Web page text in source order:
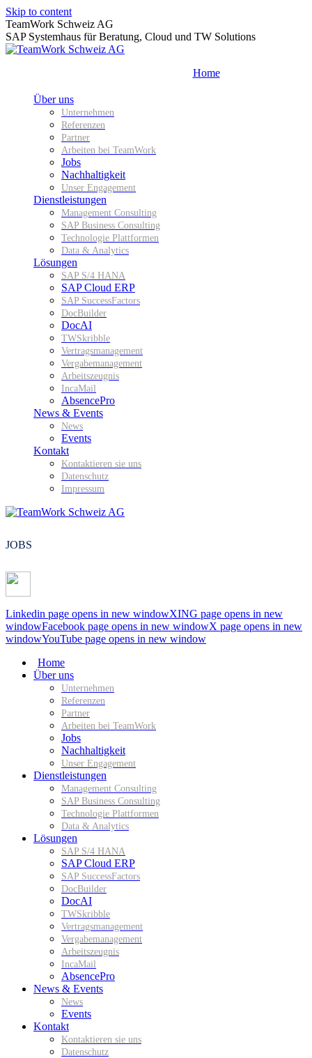
Skip to content
TeamWork Schweiz AG
SAP Systemhaus für Beratung, Cloud und TW Solutions
Home
Über uns
Unternehmen
Referenzen
Partner
Arbeiten bei TeamWork
Jobs
Nachhaltigkeit
Unser Engagement
Dienstleistungen
Management Consulting
SAP Business Consulting
Technologie Plattformen
Data & Analytics
Lösungen
SAP S/4 HANA
SAP Cloud ERP
SAP SuccessFactors
DocBuilder
DocAI
TWSkribble
Vertragsmanagement
Vergabemanagement
Arbeitszeugnis
IncaMail
AbsencePro
News & Events
News
Events
Kontakt
Kontaktieren sie uns
Datenschutz
Impressum
JOBS
Linkedin page opens in new windowXING page opens in new
windowFacebook page opens in new windowX page opens in new
windowYouTube page opens in new window
Home
Über uns
Unternehmen
Referenzen
Partner
Arbeiten bei TeamWork
Jobs
Nachhaltigkeit
Unser Engagement
Dienstleistungen
Management Consulting
SAP Business Consulting
Technologie Plattformen
Data & Analytics
Lösungen
SAP S/4 HANA
SAP Cloud ERP
SAP SuccessFactors
DocBuilder
DocAI
TWSkribble
Vertragsmanagement
Vergabemanagement
Arbeitszeugnis
IncaMail
AbsencePro
News & Events
News
Events
Kontakt
Kontaktieren sie uns
Datenschutz